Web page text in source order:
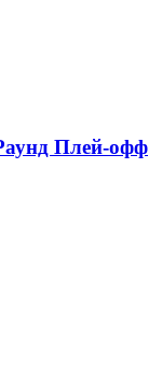
Плей-офф